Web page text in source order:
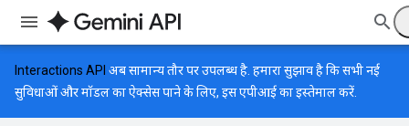
Interactions API अब सामान्य तौर पर उपलब्ध है. हमारा सुझाव है कि सभी नई
सुविधाओं और मॉडल का ऐक्सेस पाने के लिए, इस एपीआई का इस्तेमाल करें.